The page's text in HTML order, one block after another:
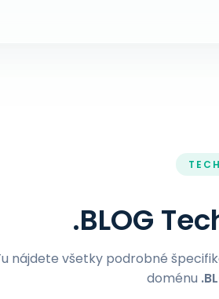
.BLOG
nájdete všetky podrobné
doménu